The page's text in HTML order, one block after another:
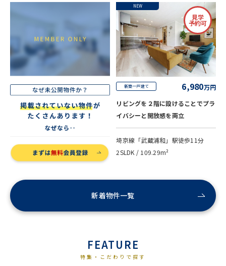
NEW
見学
予約可
新築一戸建て 6,980万円
リビングを２階に設けることでプラ
イバシーと開放感を両立
埼京線「武蔵浦和」駅徒歩11分
2SLDK / 109.29m²
新着物件一覧
FEATURE
特集・こだわりで探す